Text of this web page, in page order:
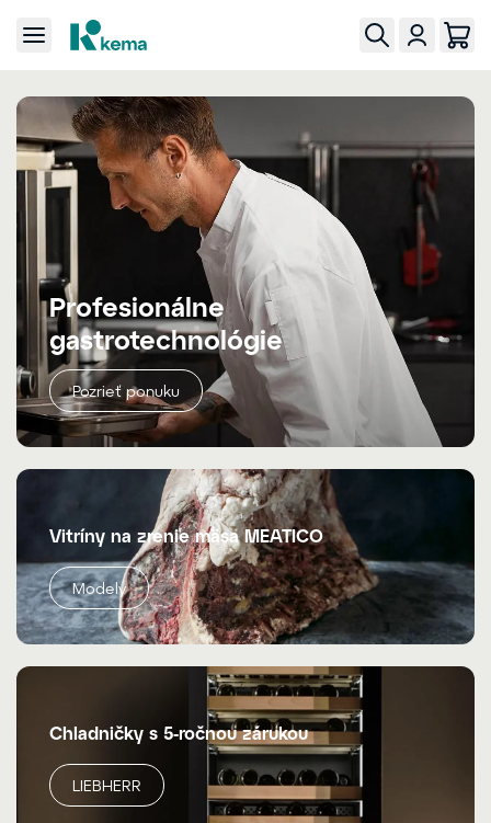
Profesionálne
gastrotechnológie
Pozrieť ponuku
Vitríny na zrenie mäsa MEATICO
Modely
Chladničky s 5-ročnou zárukou
LIEBHERR